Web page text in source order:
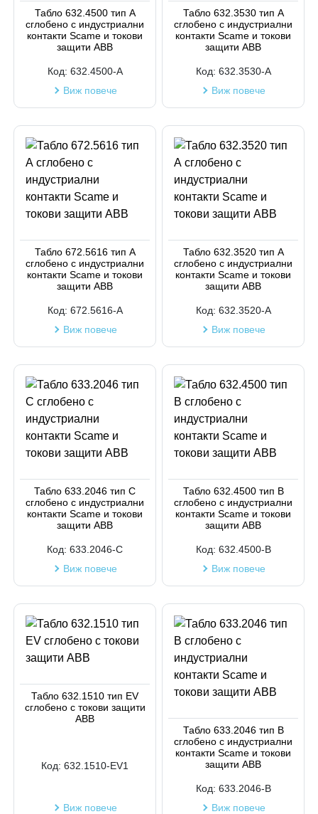
Табло 632.4500 тип А
сглобено с индустриални
контакти Scame и токови
защити ABB
Код: 632.4500-A
Виж повече
Табло 632.3530 тип А
сглобено с индустриални
контакти Scame и токови
защити ABB
Код: 632.3530-A
Виж повече
Табло 672.5616 тип А
сглобено с индустриални
контакти Scame и токови
защити ABB
Код: 672.5616-A
Виж повече
Табло 632.3520 тип А
сглобено с индустриални
контакти Scame и токови
защити ABB
Код: 632.3520-A
Виж повече
Табло 633.2046 тип C
сглобено с индустриални
контакти Scame и токови
защити ABB
Код: 633.2046-C
Виж повече
Табло 632.4500 тип B
сглобено с индустриални
контакти Scame и токови
защити ABB
Код: 632.4500-B
Виж повече
Табло 632.1510 тип EV
сглобено с токови защити
ABB
Код: 632.1510-EV1
Виж повече
Табло 633.2046 тип B
сглобено с индустриални
контакти Scame и токови
защити ABB
Код: 633.2046-B
Виж повече